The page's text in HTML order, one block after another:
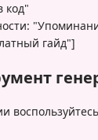
код"
гайд"]
воспользуйтесь